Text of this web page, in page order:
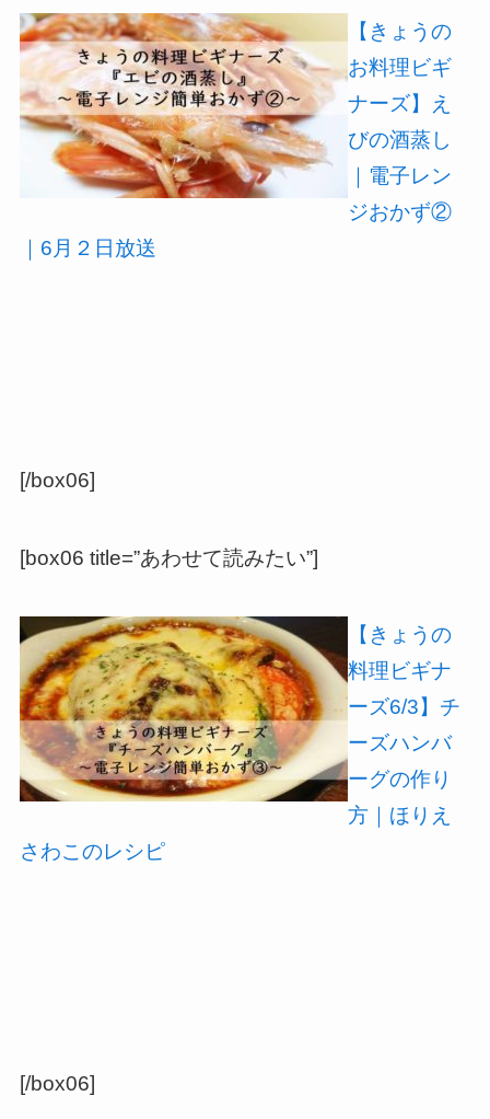
【きょうの
お料理ビギ
ナーズ】え
びの酒蒸し
｜電子レン
ジおかず②
｜6月２日放送
[/box06]
[box06 title=”あわせて読みたい”]
【きょうの
料理ビギナ
ーズ6/3】チ
ーズハンバ
ーグの作り
方｜ほりえ
さわこのレシピ
[/box06]